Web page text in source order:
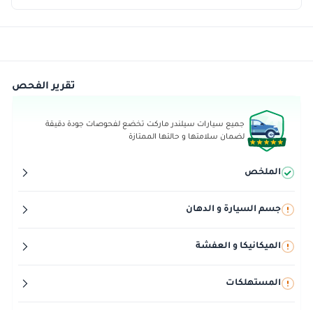
تقرير الفحص
جميع سيارات سيلندر ماركت تخضع لفحوصات جودة دقيقة
لضمان سلامتها و حالتها الممتازة
الملخص
جسم السيارة و الدهان
الميكانيكا و العفشة
المستهلكات